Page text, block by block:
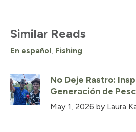
Similar Reads
En español, Fishing
No Deje Rastro:
Generación de
May 1, 2026 by Laura